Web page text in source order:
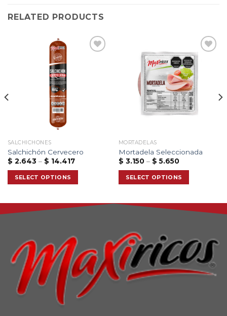
RELATED PRODUCTS
SALCHICHONES
Salchichón Cervecero
$ 2.643 – $ 14.417
SELECT OPTIONS
wishlist
MORTADELAS
Mortadela Seleccionada
$ 3.150 – $ 5.650
SELECT OPTIONS